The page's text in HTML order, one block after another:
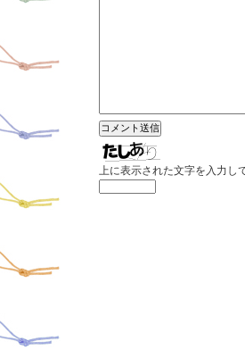
上に表示された文字を入力し